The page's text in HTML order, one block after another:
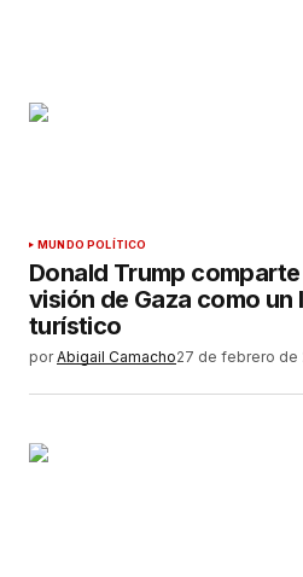
MUNDO POLÍTICO
Donald Trump
visión de Gaza como
turístico
por Abigail Camacho27 de febrero de